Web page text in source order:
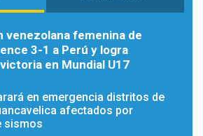
venezolana femenina de
3-1 a Perú y logra
en Mundial U17
en emergencia distritos de
afectados por
sismos